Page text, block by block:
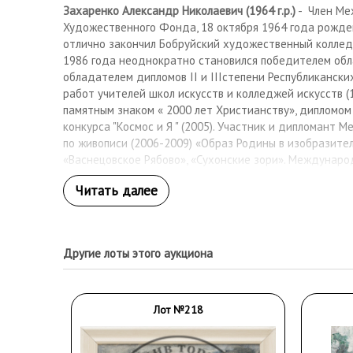
Захаренко Александр Николаевич (1964 г.р.) - Член
Художественного Фонда, 18 октября 1964 года
отлично закончил Бобруйский художественный
1986 года неоднократно становился победителем
обладателем дипломов II и IIIстепени
работ учителей школ искусств и колледжей искусств
памятным знаком « 2000 лет Христианству»,
конкурса "Космос и Я " (2005). Участник и дипломант
по живописи (2006-2009) «Образ Родины в
«Васнецовское Рябово», «Сухонские зори».
живописи «Горизонты »(Австрия 2009). Дипломант
конкурса по живописи имени В.Е.Попкова (Москва-2009).
Республиканских, Международных выставок (Минск,
Могилевском областном исполнительном комитете,
Майне, мэрии города Дитценбах, галерее
Христа-Спасителя, штаб-квартирах ОБСЕ и ЮНЕСКО,
Австралии, Австрии, Америки, Бельгии. Вьетнама.
Норвегии. Польши, Румынии, Сербии, странах Союза
Другие лоты этого аукциона
Лот №218